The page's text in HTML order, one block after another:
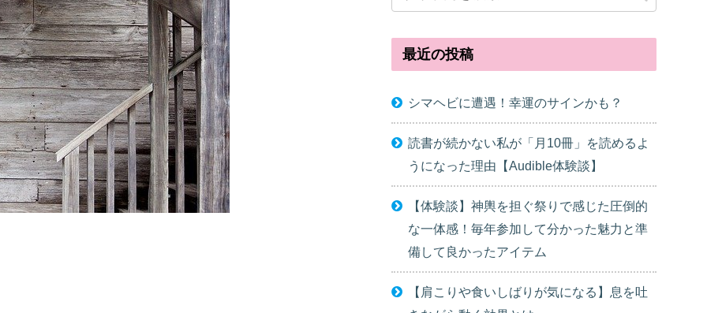
最近の投稿
シマヘビに遭遇！幸運のサインかも？
読書が続かない私が「月10冊」を読めるよ
うになった理由【Audible体験談】
【体験談】神輿を担ぐ祭りで感じた圧倒的
な一体感！毎年参加して分かった魅力と準
備して良かったアイテム
【肩こりや食いしばりが気になる】息を吐